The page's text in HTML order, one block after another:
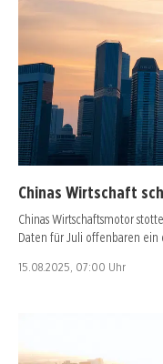
Chinas Wirtschaft
Chinas Wirtschaftsmotor
Daten für Juli offenbaren ein
15.08.2025, 07:00 Uhr